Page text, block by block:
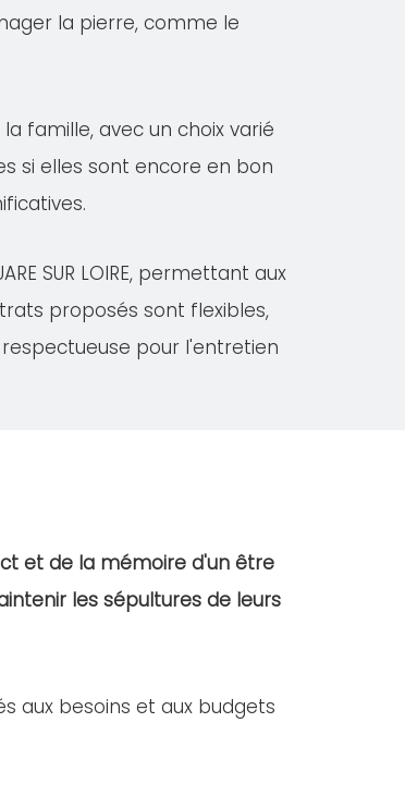
la pierre, comme le
famille, avec un choix varié
si elles sont encore en bon
SUR LOIRE, permettant aux
proposés sont flexibles,
pour l'entretien
et de la mémoire d'un être
les sépultures de leurs
aux besoins et aux budgets